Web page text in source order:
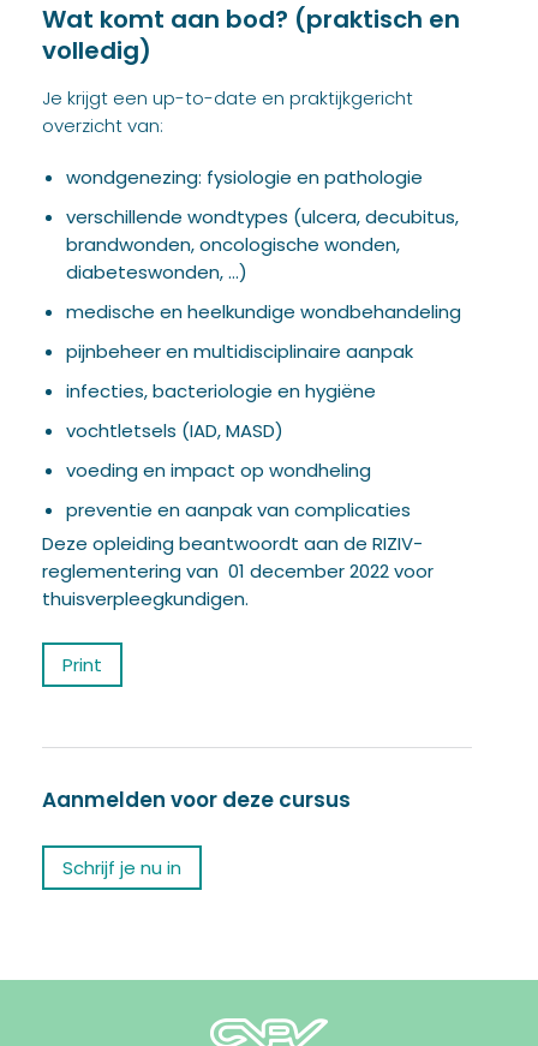
Wat komt aan bod? (praktisch en
volledig)
Je krijgt een up-to-date en praktijkgericht
overzicht van:
wondgenezing: fysiologie en pathologie
verschillende wondtypes (ulcera, decubitus,
brandwonden, oncologische wonden,
diabeteswonden, …)
medische en heelkundige wondbehandeling
pijnbeheer en multidisciplinaire aanpak
infecties, bacteriologie en hygiëne
vochtletsels (IAD, MASD)
voeding en impact op wondheling
preventie en aanpak van complicaties
Deze opleiding beantwoordt aan de RIZIV-
reglementering van 01 december 2022 voor
thuisverpleegkundigen.
Print
Aanmelden voor deze cursus
Schrijf je nu in